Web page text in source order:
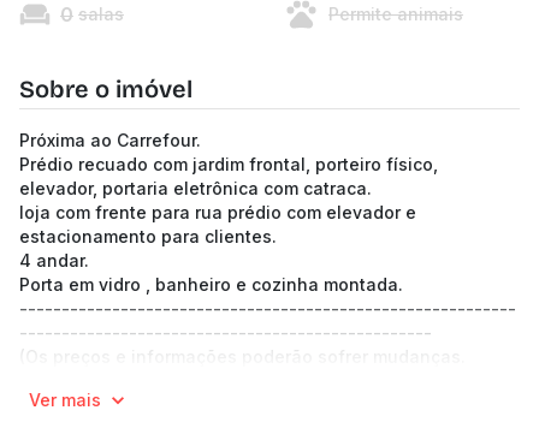
0 salas Permite animais
Sobre o imóvel
Próxima ao Carrefour.
Prédio recuado com jardim frontal, porteiro físico,
elevador, portaria eletrônica com catraca.
loja com frente para rua prédio com elevador e
estacionamento para clientes.
4 andar.
Porta em vidro , banheiro e cozinha montada.
-----------------------------------------------------------
-------------------------------------------------
(Os preços e informações poderão sofrer mudanças.
Ver mais